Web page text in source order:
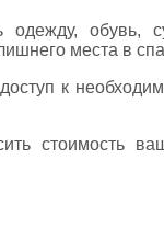
одежду, обувь,
места в
доступ к
стоимость